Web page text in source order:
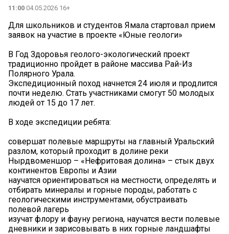
11:00 04.05.2026 16+
Для школьников и студентов Ямала стартовал прием
заявок на участие в проекте «Юные геологи»
В Год Здоровья геолого-экологический проект
традиционно пройдет в районе массива Рай-Из
Полярного Урала.
Экспедиционный поход начнется 24 июля и продлится
почти неделю. Стать участниками смогут 50 молодых
людей от 15 до 17 лет.
В ходе экспедиции ребята:
совершат полевые маршруты на главный Уральский
разлом, который проходит в долине реки
Нырдвоменшор – «Нефритовая долина» – стык двух
континентов Европы и Азии
научатся ориентироваться на местности, определять и
отбирать минералы и горные породы, работать с
геологическими инструментами, обустраивать
полевой лагерь
изучат флору и фауну региона, научатся вести полевые
дневники и зарисовывать в них горные ландшафты